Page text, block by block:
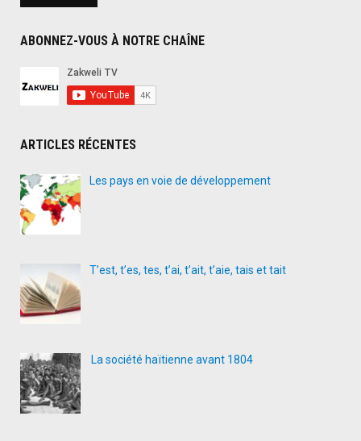
ABONNEZ-VOUS À NOTRE CHAÎNE
ARTICLES RÉCENTES
Les pays en voie de développement
T’est, t’es, tes, t’ai, t’ait, t’aie, tais et tait
La société haïtienne avant 1804